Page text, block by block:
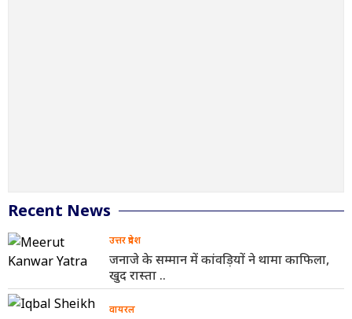
Recent News
उत्तर प्रदेश
जनाजे के सम्मान में कांवड़ियों ने थामा काफिला,
खुद रास्ता ..
वायरल